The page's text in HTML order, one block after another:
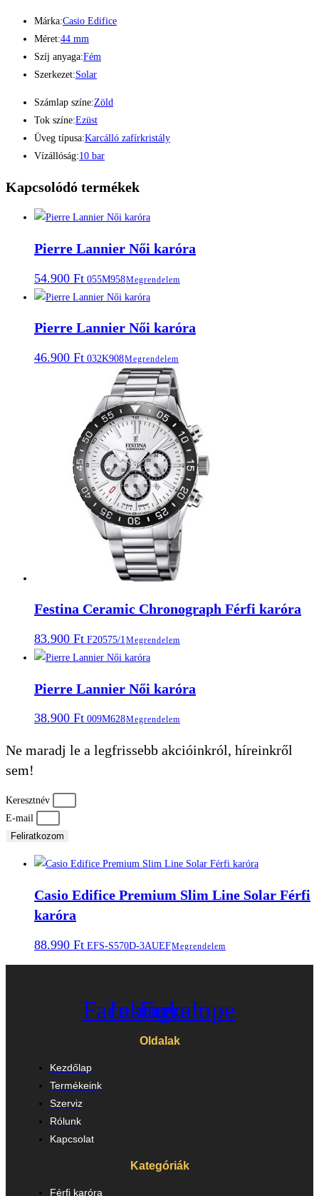
Márka:Casio Edifice
Méret:44 mm
Szíj anyaga:Fém
Szerkezet:Solar
Számlap színe:Zöld
Tok színe:Ezüst
Üveg típusa:Karcálló zafírkristály
Vízállóság:10 bar
Kapcsolódó termékek
Pierre Lannier Női karóra
54.900 Ft 055M958Megrendelem
Pierre Lannier Női karóra
46.900 Ft 032K908Megrendelem
Festina Ceramic Chronograph Férfi karóra
83.900 Ft F20575/1 Megrendelem
Pierre Lannier Női karóra
38.900 Ft 009M628Megrendelem
Ne maradj le a legfrissebb akcióinkról, híreinkről
sem!
Keresztnév
E-mail
Feliratkozom
Casio Edifice Premium Slim Line Solar Férfi
karóra
88.990 Ft EFS-S570D-3AUEFMegrendelem
Facebook
Instagram
Envelope
Oldalak
Kezdőlap
Termékeink
Szerviz
Rólunk
Kapcsolat
Kategóriák
Férfi karóra